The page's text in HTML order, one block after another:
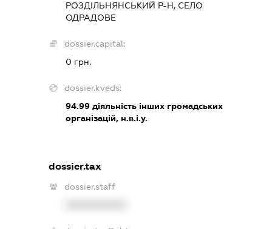
РОЗДІЛЬНЯНСЬКИЙ Р-Н, СЕЛО
ОДРАДОВЕ
dossier.capital:
0 грн.
dossier.kveds:
94.99 діяльність інших громадських
організацій, н.в.і.у.
dossier.tax
dossier.staff